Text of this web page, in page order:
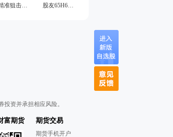
精准狙击大号 股友65H603U398
资并承担相应风险。
富期货 期货交易
期货手机开户